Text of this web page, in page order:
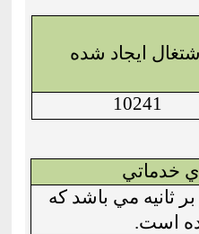
اشتغال ايجاد شده
10241
خدماتي
نياز در فاز عملياتي 44 ليتر بر ثانيه مي باشد كه